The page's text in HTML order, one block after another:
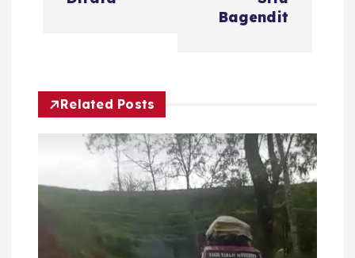
p
o
Bagendit
Related Posts